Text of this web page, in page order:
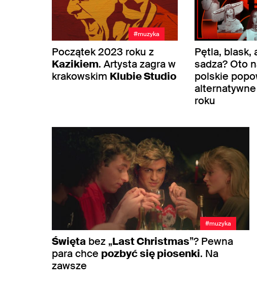
#muzyka
Początek 2023 roku z
Kazikiem. Artysta zagra w
krakowskim Klubie Studio
Pętla, blask,
sadza? Oto
polskie
roku
#muzyka
Święta bez „Last Christmas”? Pewna
para chce pozbyć się piosenki. Na
zawsze